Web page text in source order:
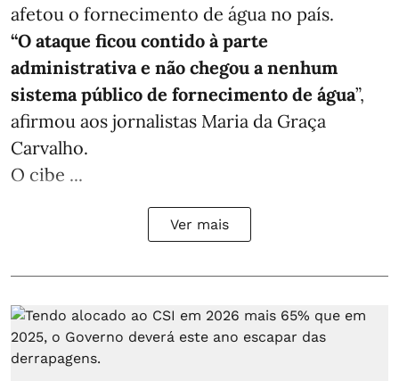
afetou o fornecimento de água no país.
“O ataque ficou contido à parte
administrativa e não chegou a nenhum
sistema público de fornecimento de água”,
afirmou aos jornalistas Maria da Graça
Carvalho.
O cibe ...
Ver mais